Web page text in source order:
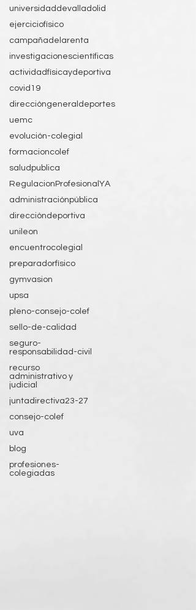
universidaddevalladolid
ejerciciofísico
campañadelarenta
investigacionescientíficas
actividadfísicaydeportiva
covid19
direccióngeneraldeportes
uemc
evolución-colegial
formacioncolef
saludpublica
RegulacionProfesionalYA
administraciónpública
direccióndeportiva
unileon
encuentrocolegial
preparadorfísico
gymvasion
upsa
pleno-consejo-colef
sello-de-calidad
seguro-
responsabilidad-civil
recurso
administrativo y
judicial
juntadirectiva23-27
consejo-colef
uva
blog
profesiones-
colegiadas